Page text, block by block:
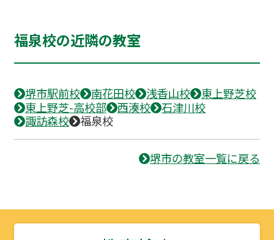
福泉校の近隣の教室
堺市駅前校 南花田校 浅香山校
東上野芝校
東上野芝-高校部
西湊校
石津川校
諏訪森校
福泉校
堺市の教室一覧に戻る